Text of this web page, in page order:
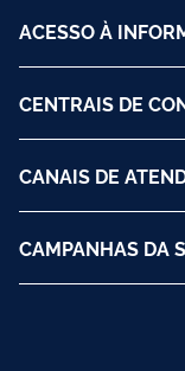
ACESSO À
CENTRAIS DE
CANAIS DE
CAMPANHAS DA